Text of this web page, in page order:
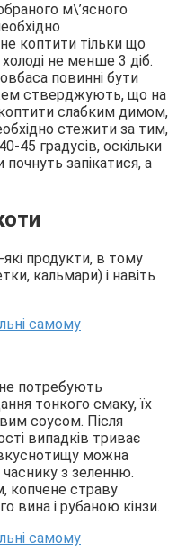
м\’ясного
коптити тільки що
не менше 3 діб.
повинні бути
стверджують, що на
слабким димом,
стежити за тим,
45 градусів, оскільки
запікатися, а
продукти, в тому
кальмари) і навіть
не потребують
тонкого смаку, їх
соусом. Після
випадків триває
можна
часнику з зеленню.
копчене страву
вина і рубаною кінзи.